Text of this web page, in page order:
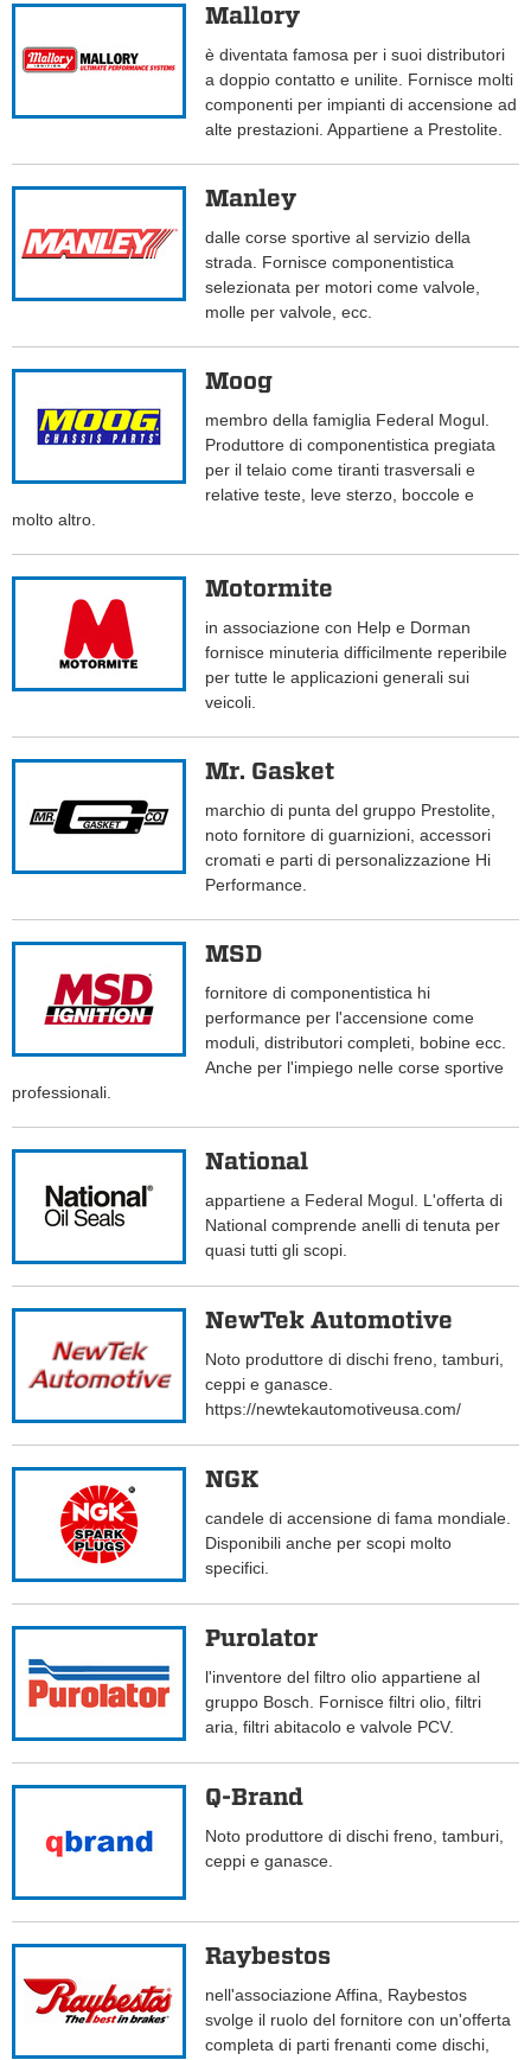
Mallory
è diventata famosa per i suoi distributori
a doppio contatto e unilite. Fornisce molti
componenti per impianti di accensione ad
alte prestazioni. Appartiene a Prestolite.
Manley
dalle corse sportive al servizio della
strada. Fornisce componentistica
selezionata per motori come valvole,
molle per valvole, ecc.
Moog
membro della famiglia Federal Mogul.
Produttore di componentistica pregiata
per il telaio come tiranti trasversali e
relative teste, leve sterzo, boccole e
molto altro.
Motormite
in associazione con Help e Dorman
fornisce minuteria difficilmente reperibile
per tutte le applicazioni generali sui
veicoli.
Mr. Gasket
marchio di punta del gruppo Prestolite,
noto fornitore di guarnizioni, accessori
cromati e parti di personalizzazione Hi
Performance.
MSD
fornitore di componentistica hi
performance per l'accensione come
moduli, distributori completi, bobine ecc.
Anche per l'impiego nelle corse sportive
professionali.
National
appartiene a Federal Mogul. L'offerta di
National comprende anelli di tenuta per
quasi tutti gli scopi.
NewTek Automotive
Noto produttore di dischi freno, tamburi,
ceppi e ganasce.
https://newtekautomotiveusa.com/
NGK
candele di accensione di fama mondiale.
Disponibili anche per scopi molto
specifici.
Purolator
l'inventore del filtro olio appartiene al
gruppo Bosch. Fornisce filtri olio, filtri
aria, filtri abitacolo e valvole PCV.
Q-Brand
Noto produttore di dischi freno, tamburi,
ceppi e ganasce.
Raybestos
nell'associazione Affina, Raybestos
svolge il ruolo del fornitore con un'offerta
completa di parti frenanti come dischi,